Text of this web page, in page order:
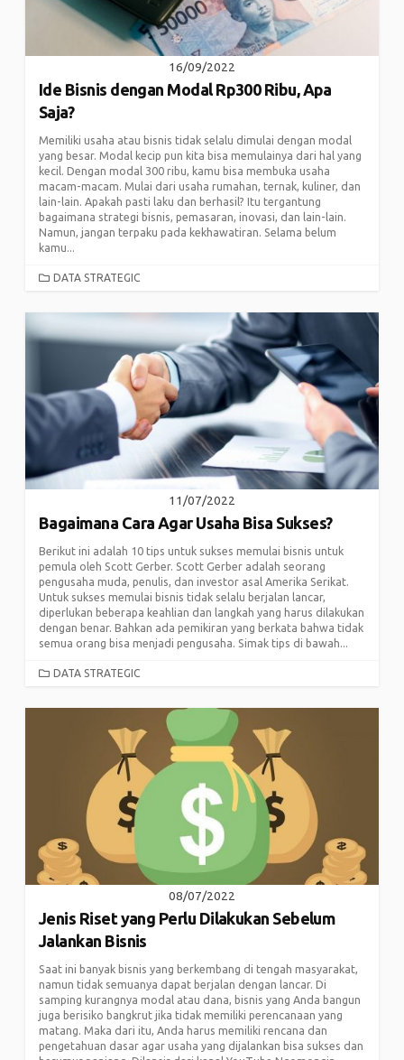
16/09/2022
Ide Bisnis dengan Modal Rp300 Ribu, Apa
Saja?
Memiliki usaha atau bisnis tidak selalu dimulai dengan modal
yang besar. Modal kecip pun kita bisa memulainya dari hal yang
kecil. Dengan modal 300 ribu, kamu bisa membuka usaha
macam-macam. Mulai dari usaha rumahan, ternak, kuliner, dan
lain-lain. Apakah pasti laku dan berhasil? Itu tergantung
bagaimana strategi bisnis, pemasaran, inovasi, dan lain-lain.
Namun, jangan terpaku pada kekhawatiran. Selama belum
kamu...
CATEGORIES
DATA STRATEGIC
11/07/2022
Bagaimana Cara Agar Usaha Bisa Sukses?
Berikut ini adalah 10 tips untuk sukses memulai bisnis untuk
pemula oleh Scott Gerber. Scott Gerber adalah seorang
pengusaha muda, penulis, dan investor asal Amerika Serikat.
Untuk sukses memulai bisnis tidak selalu berjalan lancar,
diperlukan beberapa keahlian dan langkah yang harus dilakukan
dengan benar. Bahkan ada pemikiran yang berkata bahwa tidak
semua orang bisa menjadi pengusaha. Simak tips di bawah...
CATEGORIES
DATA STRATEGIC
08/07/2022
Jenis Riset yang Perlu Dilakukan Sebelum
Jalankan Bisnis
Saat ini banyak bisnis yang berkembang di tengah masyarakat,
namun tidak semuanya dapat berjalan dengan lancar. Di
samping kurangnya modal atau dana, bisnis yang Anda bangun
juga berisiko bangkrut jika tidak memiliki perencanaan yang
matang. Maka dari itu, Anda harus memiliki rencana dan
pengetahuan dasar agar usaha yang dijalankan bisa sukses dan